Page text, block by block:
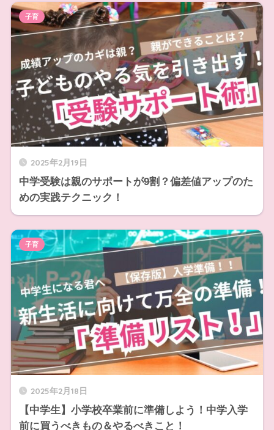
2025年2月19日
中学受験は親のサポートが9割？偏差値アップのた
めの実践テクニック！
子育
2025年2月18日
【中学生】小学校卒業前に準備しよう！中学入学
前に買うべきもの＆やるべきこと！
子育